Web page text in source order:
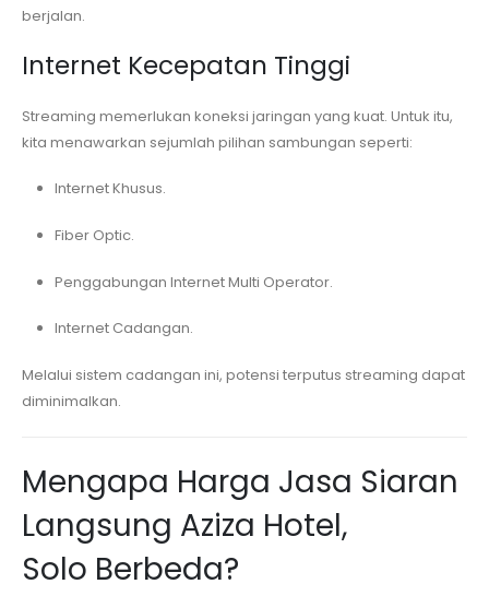
berjalan.
Internet Kecepatan Tinggi
Streaming memerlukan koneksi jaringan yang kuat. Untuk itu,
kita menawarkan sejumlah pilihan sambungan seperti:
Internet Khusus.
Fiber Optic.
Penggabungan Internet Multi Operator.
Internet Cadangan.
Melalui sistem cadangan ini, potensi terputus streaming dapat
diminimalkan.
Mengapa Harga Jasa Siaran
Langsung Aziza Hotel,
Solo Berbeda?